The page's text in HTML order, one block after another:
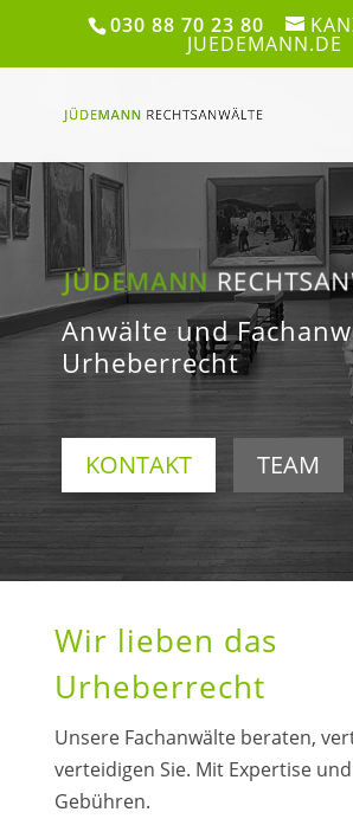
030 88 70 23 80
JUEDEMANN.DE
Anwälte und
Urheberrecht
KONTAKT TEAM
Wir lieben das
Urheberrecht
Unsere Fachanwälte beraten,
verteidigen Sie. Mit Expertise
Gebühren.